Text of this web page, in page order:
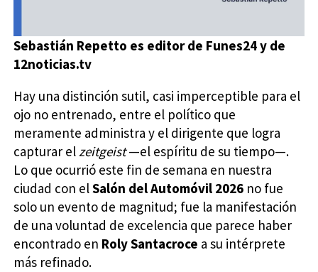
Sebastián Repetto es editor de Funes24 y de
12noticias.tv
Hay una distinción sutil, casi imperceptible para el
ojo no entrenado, entre el político que
meramente administra y el dirigente que logra
capturar elzeitgeist —el espíritu de su tiempo—.
Lo que ocurrió este fin de semana en nuestra
ciudad con elSalón del Automóvil 2026 no fue
solo un evento de magnitud; fue la manifestación
de una voluntad de excelencia que parece haber
encontrado en Roly Santacroce a su intérprete
más refinado.